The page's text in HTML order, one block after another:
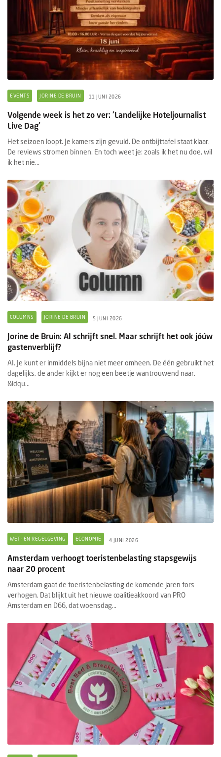
EVENTS JORINE DE BRUIN 11 JUNI 2026
Volgende week is het zo ver: 'Landelijke Hoteljournalist
Live Dag'
Het seizoen loopt. Je kamers zijn gevuld. De ontbijttafel staat klaar.
De reviews stromen binnen. En toch weet je: zoals ik het nu doe, wil
ik het nie...
COLUMNS JORINE DE BRUIN 5 JUNI 2026
Jorine de Bruin: AI schrijft snel. Maar schrijft het ook jóúw
gastenverblijf?
AI. Je kunt er inmiddels bijna niet meer omheen. De één gebruikt het
dagelijks, de ander kijkt er nog een beetje wantrouwend naar.
&ldqu...
WET- EN REGELGEVING ECONOMIE 4 JUNI 2026
Amsterdam verhoogt toeristenbelasting stapsgewijs
naar 20 procent
Amsterdam gaat de toeristenbelasting de komende jaren fors
verhogen. Dat blijkt uit het nieuwe coalitieakkoord van PRO
Amsterdam en D66, dat woensdag...